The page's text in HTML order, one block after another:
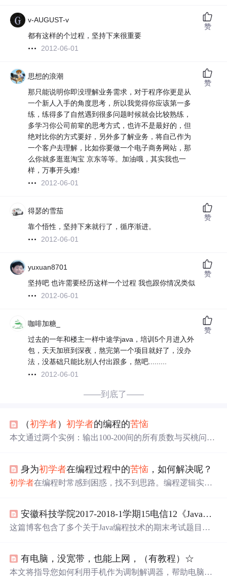
v-AUGUST-v
都有这样的个过程，坚持下来很重要
2012-06-01
赞
思想的浪潮
那只能说明你即没理解业务需求，对于程序你更是从
一个新人入手的角度思考，所以我觉得你应该第一多
练，练得多了自然遇到很多问题时候就会比较熟练，
多学习你公司前辈的思考方式，也许不是最好的，但
绝对比你的方式要好，另外多了解业务，将自己作为
一个客户去理解，比如你要做一个电子商务网站，那
么你就多逛逛淘宝 京东等等。加油哦，其实我也一
样，万事开头难!
2012-06-01
赞
得瑟的雪茄
靠个悟性，坚持下来就行了，循序渐进。
2012-06-01
赞
yuxuan8701
坚持吧 也许需要经历这样一个过程 我也跟你情况类似
2012-06-01
赞
咖啡加糖_
过去的一年和楼主一样中途学java，培训5个月进入外
包，天天加班到深夜，熬完第一个项目就好了，没办
法，没基础只能比别人付出跟多，熬吧.........
2012-06-01
赞
——到底了——
（初学者）初学者的编程的苦恼
本文通过两个实例：输出100-200间的所有质数与买桃问
应计算机思维方式。
身为初学者在编程过程中的苦恼 ，如何解决呢？
初学者在编程时常感到困惑，找不到思路。编程逻辑实际
以通过分析步骤并逐步编写代码来培养这种思维方式。关
键在于学习如何将问题拆解，贴近计算机的思维方式，而
安徽科技学院2017-2018-1学期15电信12《Java编程技术》期末考试
这篇博客包含了多个关于Java编程技术的期末考试题目及
行练习和提高。
有电脑，没宽带，也能上网，（有教程）☆
本文将指导您如何利用手机作为调制解调器，帮助电脑通